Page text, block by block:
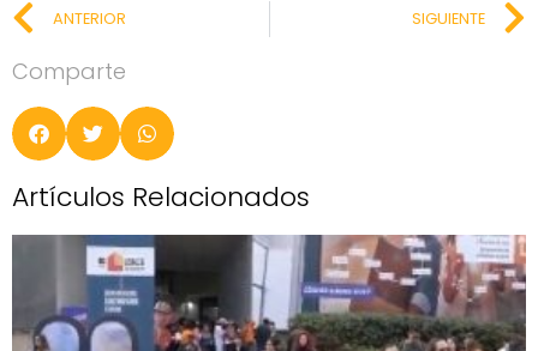
ANTERIOR SIGUIENTE
Comparte
Artículos Relacionados